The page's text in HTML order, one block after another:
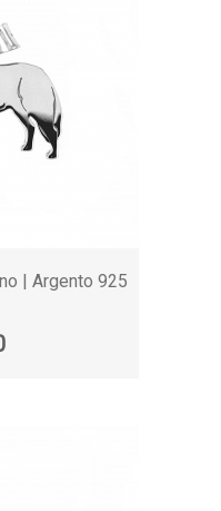
| Argento 925